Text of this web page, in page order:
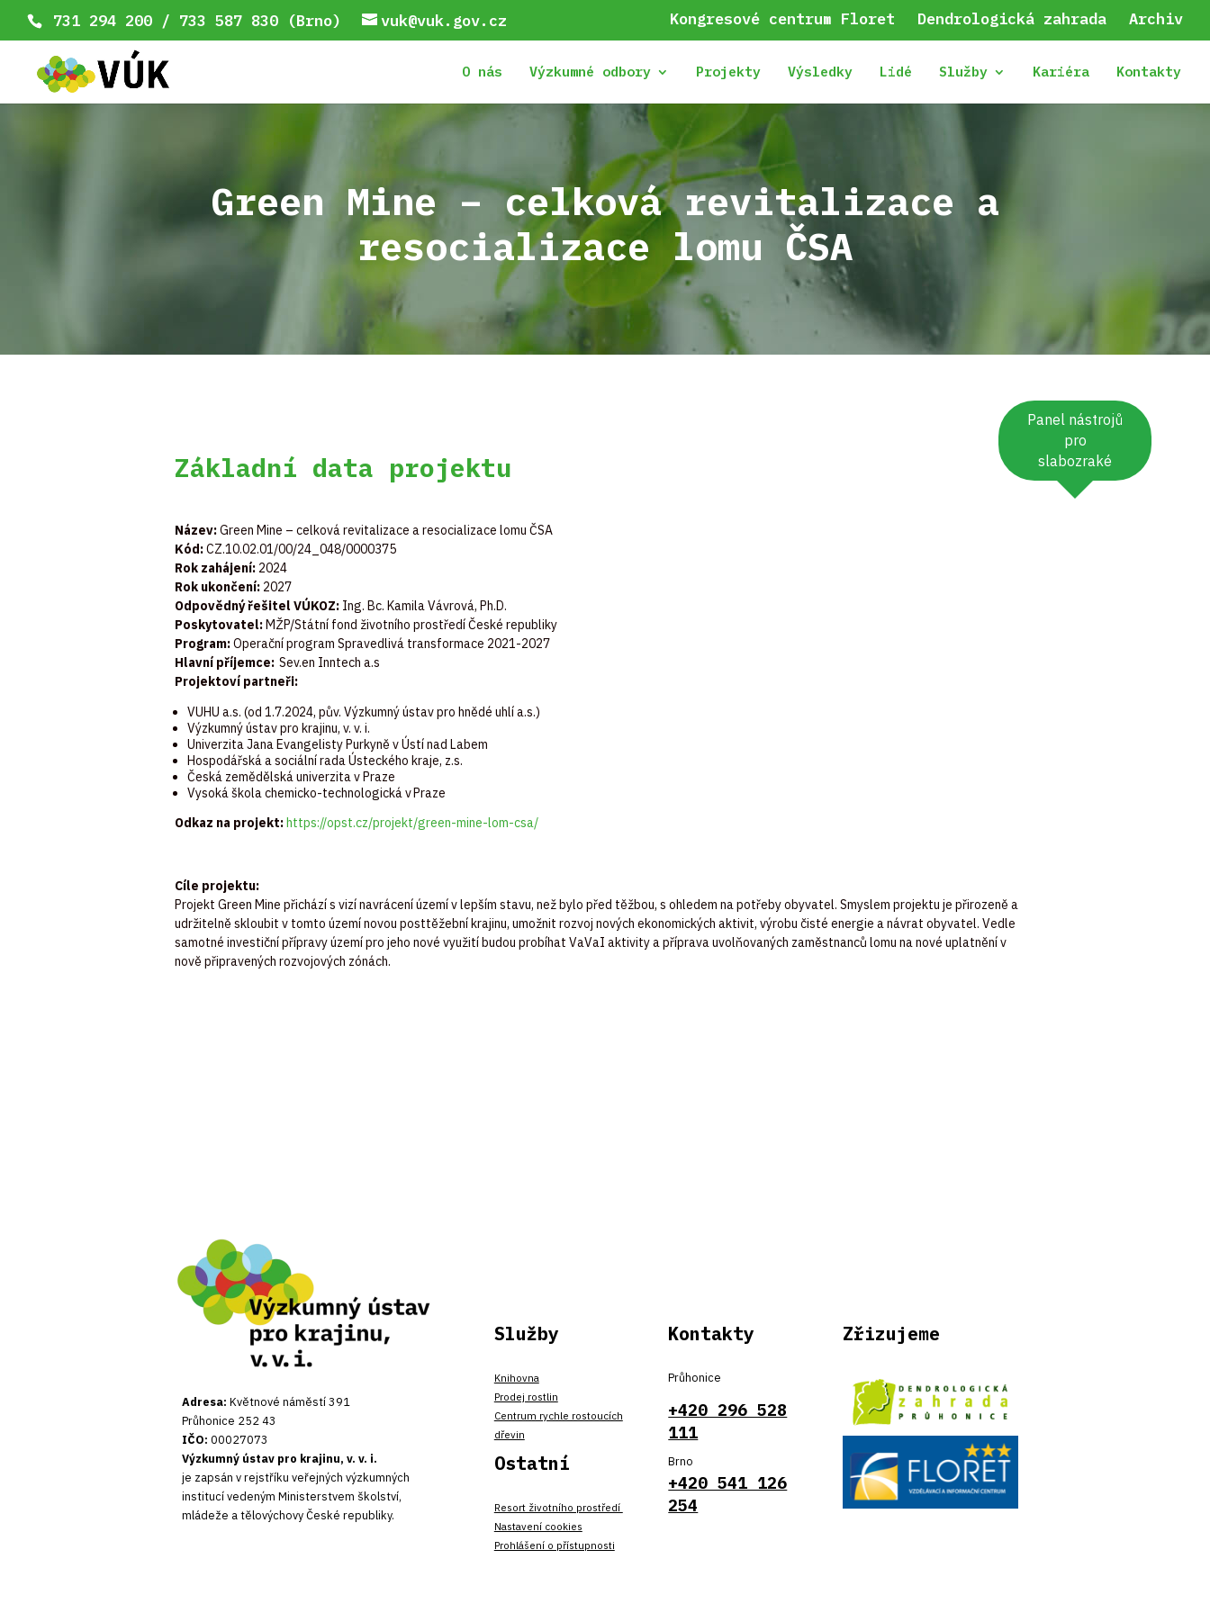
Panel nástrojů
pro
slabozraké
731 294 200 / 733 587 830 (Brno) vuk@vuk.gov.cz Kongresové centrum Floret Dendrologická zahrada Archiv
O nás Výzkumné odbory Projekty Výsledky Lidé Služby Kariéra Kontakty
Green Mine – celková revitalizace a
resocializace lomu ČSA
Základní data projektu
Název:Green Mine – celková revitalizace a resocializace lomu ČSA
Kód:CZ.10.02.01/00/24_048/0000375
Rok zahájení: 2024
Rok ukončení: 2027
Odpovědný řešitel VÚKOZ: Ing. Bc. Kamila Vávrová, Ph.D.
Poskytovatel:MŽP/Státní fond životního prostředí České republiky
Program:Operační program Spravedlivá transformace 2021-2027
Hlavní příjemce: Sev.en Inntech a.s
Projektoví partneři:
VUHU a.s. (od 1.7.2024, pův. Výzkumný ústav pro hnědé uhlí a.s.)
Výzkumný ústav pro krajinu, v. v. i.
Univerzita Jana Evangelisty Purkyně v Ústí nad Labem
Hospodářská a sociální rada Ústeckého kraje, z.s.
Česká zemědělská univerzita v Praze
Vysoká škola chemicko-technologická v Praze
Odkaz na projekt:https://opst.cz/projekt/green-mine-lom-csa/
Cíle projektu:
Projekt Green Mine přichází s vizí navrácení území v lepším stavu, než bylo před těžbou, s ohledem na potřeby obyvatel. Smyslem projektu je přirozeně a
udržitelně skloubit v tomto území novou posttěžební krajinu, umožnit rozvoj nových ekonomických aktivit, výrobu čisté energie a návrat obyvatel. Vedle
samotné investiční přípravy území pro jeho nové využití budou probíhat VaVaI aktivity a příprava uvolňovaných zaměstnanců lomu na nové uplatnění v
nově připravených rozvojových zónách.
Adresa: Květnové náměstí 391
Průhonice 252 43
IČO: 00027073
Výzkumný ústav pro krajinu, v. v. i.
je zapsán v rejstříku veřejných výzkumných
institucí vedeným Ministerstvem školství,
mládeže a tělovýchovy České republiky.
Služby
Knihovna
Prodej rostlin
Centrum rychle rostoucích
dřevin
Ostatní
Resort životního prostředí
Nastavení cookies
Prohlášení o přístupnosti
Kontakty
Průhonice
+420 296 528
111
Brno
+420 541 126
254
Zřizujeme